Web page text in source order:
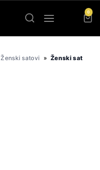
0
Ženski satovi » Ženski sat